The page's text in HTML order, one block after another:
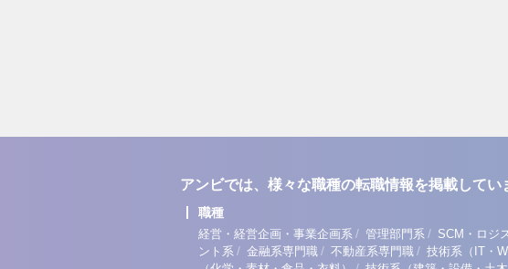
アンビでは、様々な職種の転職情報を掲載してい
職種
経営・経営企画・事業企画系 / 管理部門系 / SCM・ロジ
ント系 / 金融系専門職 / 不動産系専門職 / 技術系（IT・